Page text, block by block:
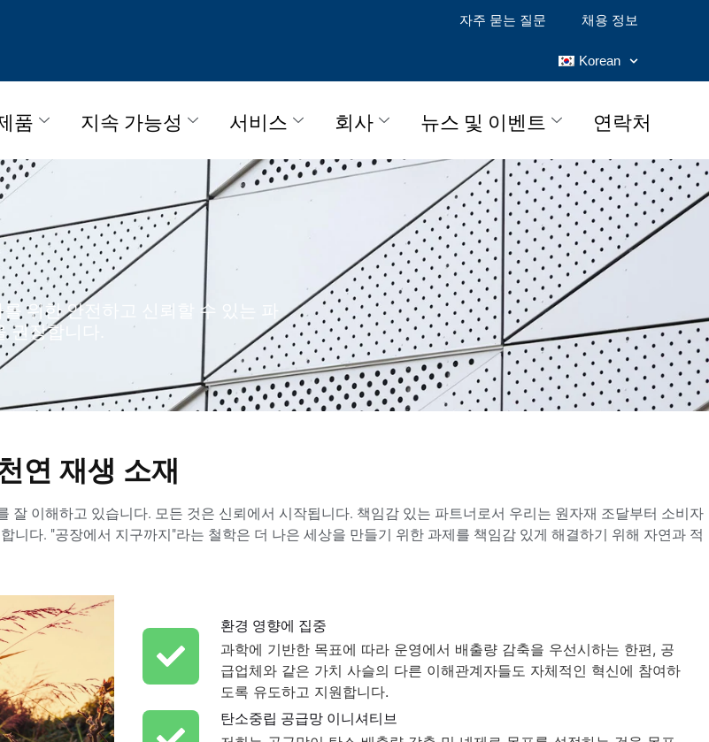
자주 묻는 질문 채용 정보
Korean
품 지속 가능성 서비스 회사 뉴스 및 이벤트 연락처
위한 안전하고 신뢰할 수 있는 파
장합니다.
연 재생 소재
잘 이해하고 있습니다. 모든 것은 신뢰에서 시작됩니다. 책임감 있는 파트너로서 우리는 원자재 조달부터 소비자
다. "공장에서 지구까지"라는 철학은 더 나은 세상을 만들기 위한 과제를 책임감 있게 해결하기 위해 자연과 적
환경 영향에 집중
과학에 기반한 목표에 따라 운영에서 배출량 감축을 우선시하는 한편, 공
급업체와 같은 가치 사슬의 다른 이해관계자들도 자체적인 혁신에 참여하
도록 유도하고 지원합니다.
탄소중립 공급망 이니셔티브